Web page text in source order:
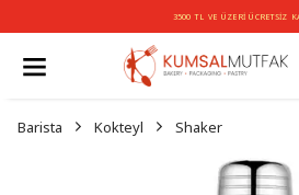
3500 TL VE ÜZERİ ÜCRETSİZ
Barista Kokteyl Shaker